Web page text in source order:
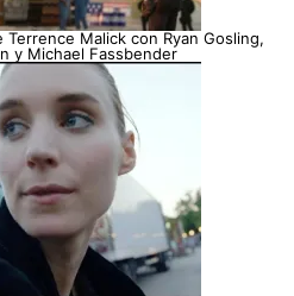
Terrence Malick con Ryan Gosling,
y Michael Fassbender